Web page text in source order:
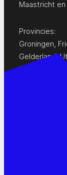
Maastricht en
Provincies:
Groningen
Gelderland,
Zeeland